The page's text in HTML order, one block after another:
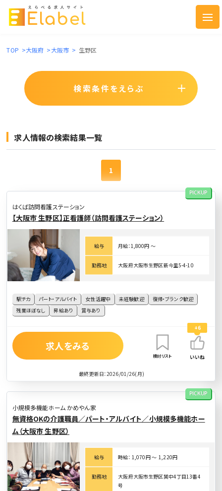
TOP >大阪府 >大阪市 > 生野区
求人情報の検索結果一覧
1
はくば訪問看護ステーション
PICKUP
【大阪市 生野区】正看護師（訪問看護ステーション）
駅チカ パート・アルバイト 女性活躍中 未経験歓迎
復帰・ブランク歓迎
残業ほぼなし
昇給あり 賞与あり
給与 月給：1,800円 〜
勤務地 大阪府大阪市生野区新今里5-4-10
最終更新日：2026/01/26(月)
求人をみる
検討リスト
+6
いいね
小規模多機能ホーム かめやん家
PICKUP
無資格OKの介護職員／パート・アルバイト／小規模多機能ホー
ム（大阪市 生野区）
給与 時給： 1,070円 〜 1,220円
勤務地
大阪府大阪市生野区巽中4丁目13番4
号
検索条件をえらぶ